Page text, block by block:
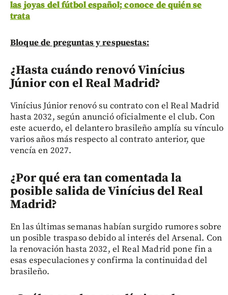
las joyas del fútbol español; conoce de quién se
trata
Bloque de preguntas y respuestas:
¿Hasta cuándo renovó Vinícius
Júnior con el Real Madrid?
Vinícius Júnior renovó su contrato con el Real Madrid
hasta 2032, según anunció oficialmente el club. Con
este acuerdo, el delantero brasileño amplía su vínculo
varios años más respecto al contrato anterior, que
vencía en 2027.
¿Por qué era tan comentada la
posible salida de Vinícius del Real
Madrid?
En las últimas semanas habían surgido rumores sobre
un posible traspaso debido al interés del Arsenal. Con
la renovación hasta 2032, el Real Madrid pone fin a
esas especulaciones y confirma la continuidad del
brasileño.